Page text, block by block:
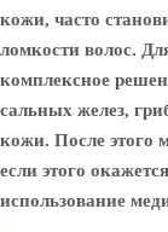
кожи, часто
ломкости волос.
комплексное
сальных желез,
кожи. После этого
если этого
использование